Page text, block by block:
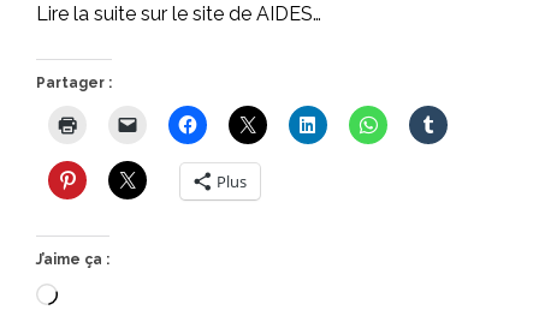
Lire la suite sur le site de AIDES…
Partager :
Plus
J’aime ça :
Chargement…